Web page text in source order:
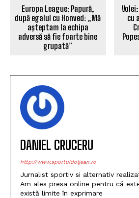
Europa League: Papură,
după egalul cu Honved: „Mă
aşteptam la echipa
adversă să fie foarte bine
grupată”
cu
DANIEL CRUCERU
http://www.sportuldoljean.ro
Jurnalist sportiv si alternativ
Am ales presa online pentru că
există limite în exprimare